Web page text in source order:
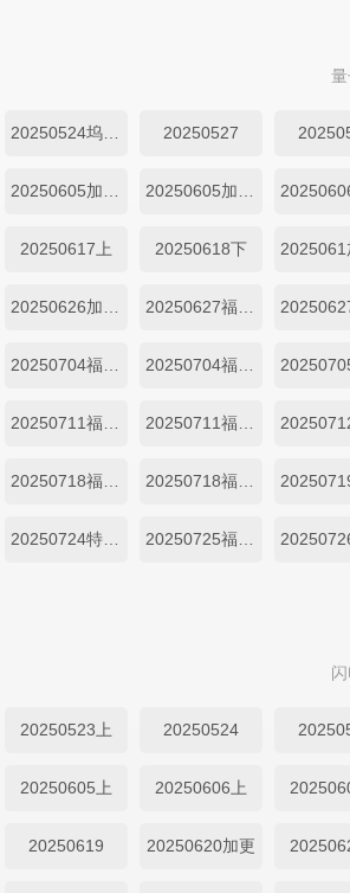
20250527
20250617上 20250618下
20250523上 20250524
20250605上 20250606上
20250619 20250620加更